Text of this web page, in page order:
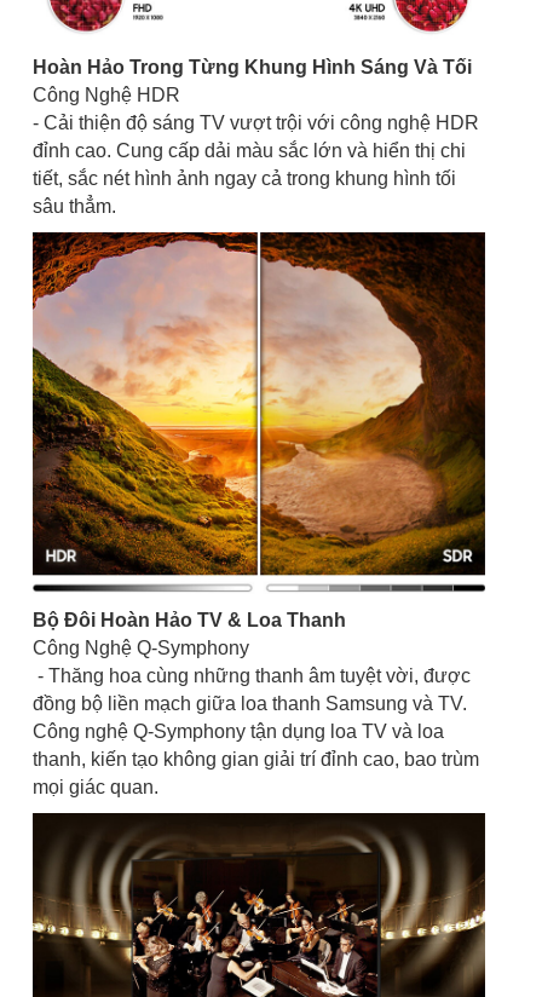
Hoàn Hảo Trong Từng Khung Hình Sáng Và Tối
Công Nghệ HDR
- Cải thiện độ sáng TV vượt trội với công nghệ HDR
đỉnh cao. Cung cấp dải màu sắc lớn và hiển thị chi
tiết, sắc nét hình ảnh ngay cả trong khung hình tối
sâu thẳm.
Bộ Đôi Hoàn Hảo TV & Loa Thanh
Công Nghệ Q-Symphony
- Thăng hoa cùng những thanh âm tuyệt vời, được
đồng bộ liền mạch giữa loa thanh Samsung và TV.
Công nghệ Q-Symphony tận dụng loa TV và loa
thanh, kiến tạo không gian giải trí đỉnh cao, bao trùm
mọi giác quan.